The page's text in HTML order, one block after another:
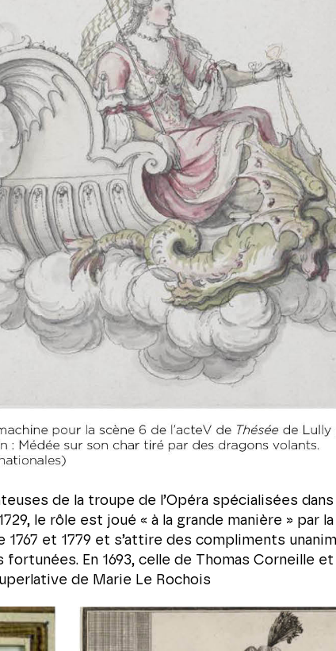
de la troupe de l’Opéra spécialisées
le rôle est joué « à la grande manière » par
et 1779 et s’attire des compliments
En 1693, celle de Thomas Corneille
de Marie Le Rochois